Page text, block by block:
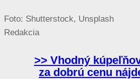
Foto: Shutterstock, Unsplash
Redakcia
>> Vhodný
za dobrú cenu